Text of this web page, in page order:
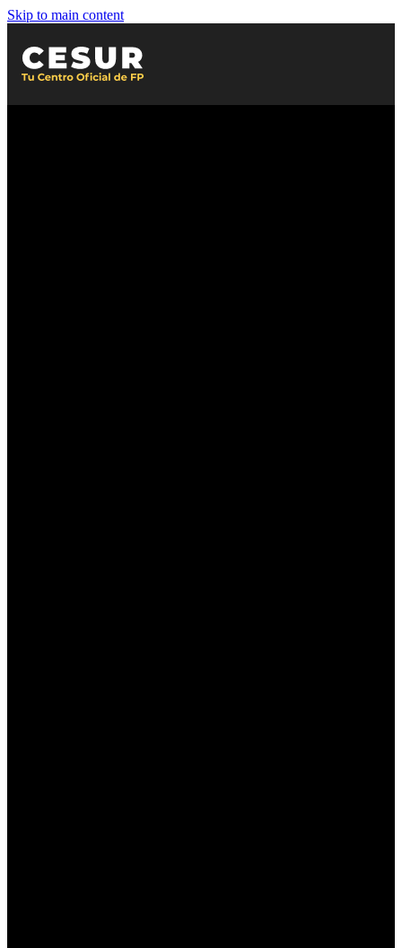
Skip to main content